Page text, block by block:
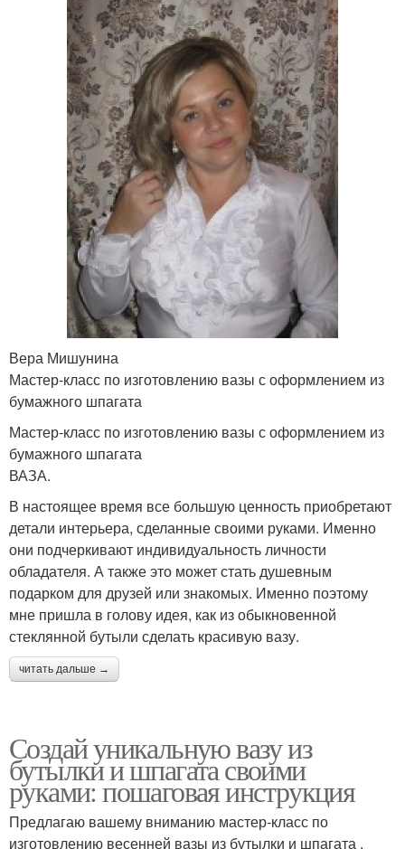
Вера Мишунина
Мастер-класс по изготовлению вазы с оформлением из
бумажного шпагата
Мастер-класс по изготовлению вазы с оформлением из
бумажного шпагата
ВАЗА.
В настоящее время все большую ценность приобретают
детали интерьера, сделанные своими руками. Именно
они подчеркивают индивидуальность личности
обладателя. А также это может стать душевным
подарком для друзей или знакомых. Именно поэтому
мне пришла в голову идея, как из обыкновенной
стеклянной бутыли сделать красивую вазу.
читать дальше →
Создай уникальную вазу из
бутылки и шпагата своими
руками: пошаговая инструкция
Предлагаю вашему вниманию мастер-класс по
изготовлению весенней вазы из бутылки и шпагата .